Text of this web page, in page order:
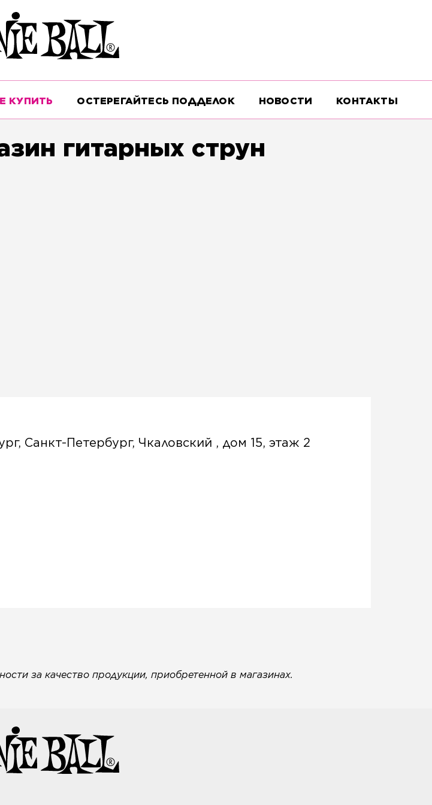
КУПИТЬ ОСТЕРЕГАЙТЕСЬ ПОДДЕЛОК НОВОСТИ КОНТАКТЫ
гитарных струн
Санкт-Петербург, Чкаловский , дом 15, этаж 2
за качество продукции, приобретенной в магазинах.